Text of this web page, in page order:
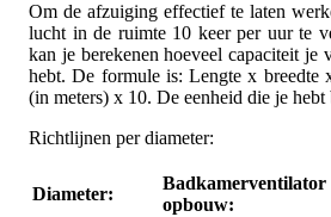
Om de afzuiging effectief te laten
lucht in de ruimte 10 keer per uur te
kan je berekenen hoeveel capaciteit je
hebt. De formule is: Lengte x breedte
(in meters) x 10. De eenheid die je hebt
Richtlijnen per diameter:
Diameter:
Badkamerventilator
opbouw: